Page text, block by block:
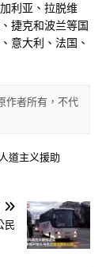
利亚、拉脱维
捷克和波兰等国
意大利、法国、
作者所有，不代
道主义援助
民